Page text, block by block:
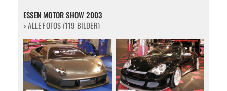
ESSEN MOTOR SHOW 2003
> ALLE FOTOS (119 BILDER)